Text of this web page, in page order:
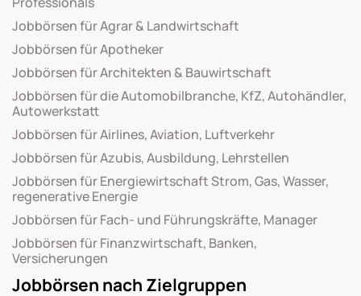
Jobbörsen für Agrar & Landwirtschaft
Jobbörsen für Apotheker
Jobbörsen für Architekten & Bauwirtschaft
Jobbörsen für die Automobilbranche, KfZ, Autohändler,
Autowerkstatt
Jobbörsen für Airlines, Aviation, Luftverkehr
Jobbörsen für Azubis, Ausbildung, Lehrstellen
Jobbörsen für Energiewirtschaft Strom, Gas, Wasser,
regenerative Energie
Jobbörsen für Fach- und Führungskräfte, Manager
Jobbörsen für Finanzwirtschaft, Banken,
Versicherungen
Jobbörsen nach Zielgruppen